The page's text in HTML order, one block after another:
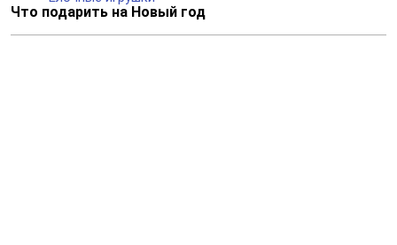
Что подарить на Новый год